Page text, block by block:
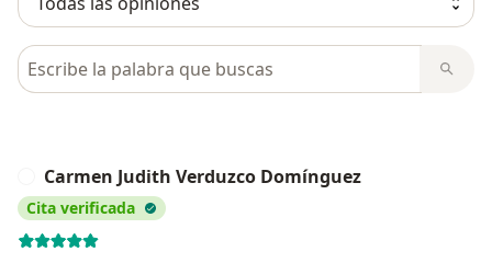
Busca en opiniones
Carmen Judith Verduzco Domínguez
Cita verificada